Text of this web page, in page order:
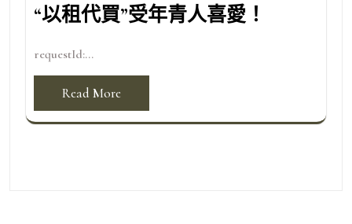
“以租代買”受年青人喜愛！
requestId:...
Read More